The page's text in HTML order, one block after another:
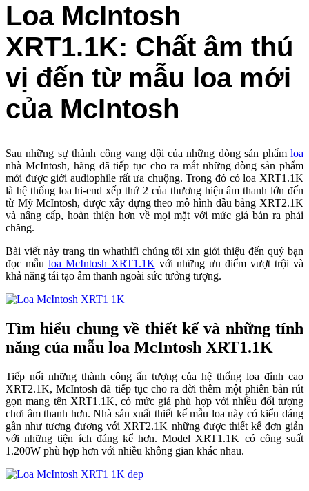
Loa McIntosh
XRT1.1K: Chất âm thú
vị đến từ mẫu loa mới
của McIntosh
Sau những sự thành công vang dội của những dòng sản phẩm loa
nhà McIntosh, hãng đã tiếp tục cho ra mắt những dòng sản phẩm
mới được giới audiophile rất ưa chuộng. Trong đó có loa XRT1.1K
là hệ thống loa hi-end xếp thứ 2 của thương hiệu âm thanh lớn đến
từ Mỹ McIntosh, được xây dựng theo mô hình đầu bảng XRT2.1K
và nâng cấp, hoàn thiện hơn về mọi mặt với mức giá bán ra phải
chăng.
Bài viết này trang tin whathifi chúng tôi xin giới thiệu đến quý bạn
đọc mẫu loa McIntosh XRT1.1K với những ưu điểm vượt trội và
khả năng tái tạo âm thanh ngoài sức tưởng tượng.
Tìm hiểu chung về thiết kế và những tính
năng của mẫu loa McIntosh XRT1.1K
Tiếp nối những thành công ấn tượng của hệ thống loa đỉnh cao
XRT2.1K, McIntosh đã tiếp tục cho ra đời thêm một phiên bản rút
gọn mang tên XRT1.1K, có mức giá phù hợp với nhiều đối tượng
chơi âm thanh hơn. Nhà sản xuất thiết kế mẫu loa này có kiểu dáng
gần như tương đương với XRT2.1K những được thiết kế đơn giản
với những tiện ích đáng kể hơn. Model XRT1.1K có công suất
1.200W phù hợp hơn với nhiều không gian khác nhau.